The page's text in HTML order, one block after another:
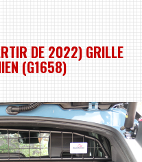
DE 2022) GRILLE
(G1658)